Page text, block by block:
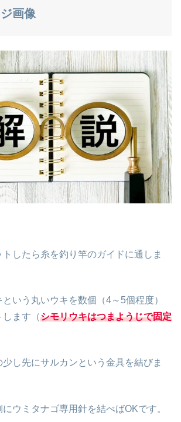
画像
したら糸を釣り竿のガイドに通しま
いう丸いウキを数個（4～5個程度）
します（シモリウキはつまようじで固定
し先にサルカンという金具を結びま
ウミタナゴ専用針を結べばOKです。